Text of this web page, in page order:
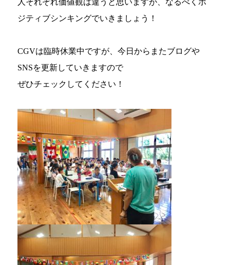
人それぞれ価値観は違うと思いますが、なるべくポ
ジティブシンキングでいきましょう！
CGVは臨時休業中ですが、今日からまたブログや
SNSを更新していきますので
ぜひチェックしてください！